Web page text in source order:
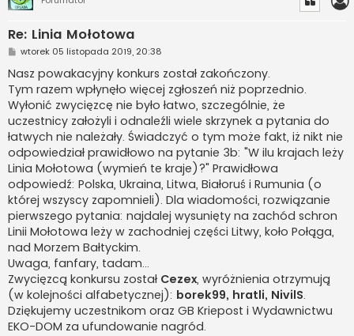
Re: Linia Mołotowa
P
s
t
wtorek 05 listopada 2019, 20:38
Nasz powakacyjny konkurs został zakończony.
Tym razem wpłynęło więcej zgłoszeń niż poprzednio.
Wyłonić zwycięzcę nie było łatwo, szczególnie, że
uczestnicy założyli i odnaleźli wiele skrzynek a pytania do
łatwych nie należały. Świadczyć o tym może fakt, iż nikt nie
odpowiedział prawidłowo na pytanie 3b: "W ilu krajach leży
Linia Mołotowa (wymień te kraje)?" Prawidłowa
odpowiedź: Polska, Ukraina, Litwa, Białoruś i Rumunia (o
której wszyscy zapomnieli). Dla wiadomości, rozwiązanie
pierwszego pytania: najdalej wysunięty na zachód schron
Linii Mołotowa leży w zachodniej części Litwy, koło Połąga,
nad Morzem Bałtyckim.
Uwaga, fanfary, tadam...
Zwycięzcą konkursu został Cezex, wyróżnienia otrzymują
(w kolejności alfabetycznej): borek99, hratli, NivilS.
Dziękujemy uczestnikom oraz GB Kriepost i Wydawnictwu
EKO-DOM za ufundowanie nagród.